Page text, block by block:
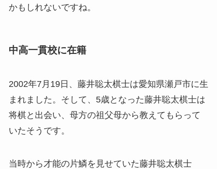
かもしれないですね。
中高一貫校に在籍
2002年7月19日、藤井聡太棋士は愛知県瀬戸市に生
まれました。そして、5歳となった藤井聡太棋士は
将棋と出会い、母方の祖父母から教えてもらって
いたそうです。
当時から才能の片鱗を見せていた藤井聡太棋士